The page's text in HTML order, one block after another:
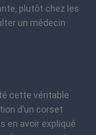
plutôt chez les
un médecin
cette véritable
d’un corset
en avoir expliqué